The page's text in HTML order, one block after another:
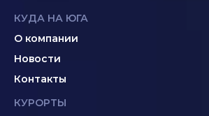
КУДА НА ЮГА
О компании
Новости
Контакты
КУРОРТЫ